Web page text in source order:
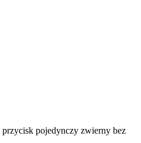
przycisk pojedynczy zwierny bez